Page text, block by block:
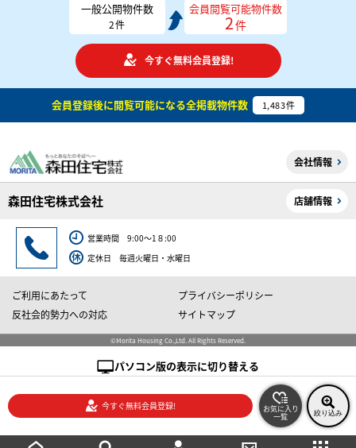
一般公開物件数
2件
会員閲覧可能物件数
2件
今すぐ無料会員登録!
会員登録後に閲覧可能になる全掲載物件数 1,483件
会社情報
森田住宅株式会社 店舗情報
営業時間 9:00～1８:00
定休日 毎週火曜日・水曜日
ご利用にあたって
プライバシーポリシー
反社会的勢力への対応
サイトマップ
©Morita Housing Co.,Ltd. All Rights Reserved.
パソコン版の表示に切り替える
今すぐ無料会員登録! お気に入り
一覧 絞り込み